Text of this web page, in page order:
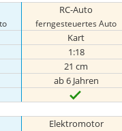
RC-Auto
ferngesteuertes Auto
Kart
1:18
21 cm
ab 6 Jahren
Elektromotor